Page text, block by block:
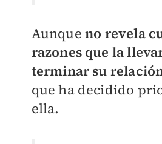
Aunque no revela
razones que la
terminar su
que ha decidido
ella.